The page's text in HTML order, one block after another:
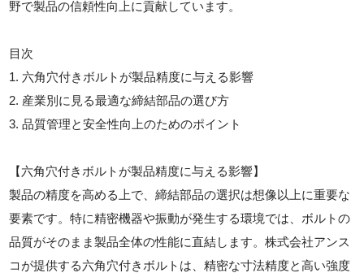
野で製品の信頼性向上に貢献しています。
目次
1. 六角穴付きボルトが製品精度に与える影響
2. 産業別に見る最適な締結部品の選び方
3. 品質管理と安全性向上のためのポイント
【六角穴付きボルトが製品精度に与える影響】
製品の精度を高める上で、締結部品の選択は想像以上に重要な
要素です。特に精密機器や振動が発生する環境では、ボルトの
品質がそのまま製品全体の性能に直結します。株式会社アンス
コが提供する六角穴付きボルトは、精密な寸法精度と高い強度